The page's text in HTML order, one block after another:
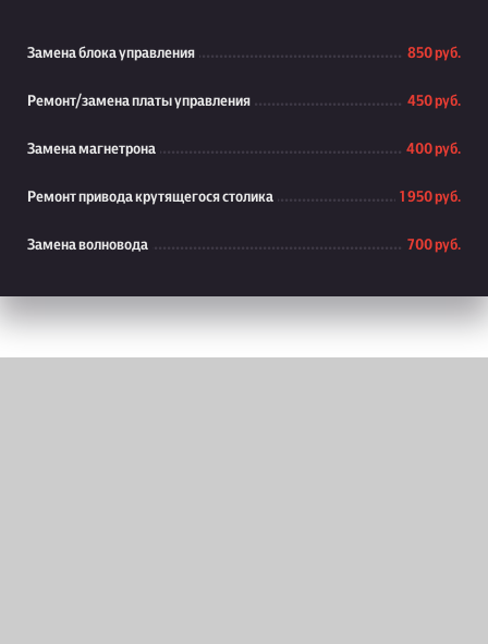
Замена блока управления 850 руб.
Ремонт/замена платы управления 450 руб.
Замена магнетрона 400 руб.
Ремонт привода крутящегося столика 1 950 руб.
Замена волновода 700 руб.